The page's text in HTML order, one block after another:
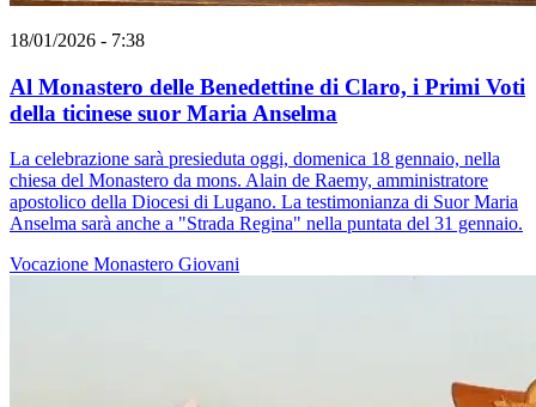
18/01/2026 - 7:38
Al Monastero delle Benedettine di Claro, i Primi Voti
della ticinese suor Maria Anselma
La celebrazione sarà presieduta oggi, domenica 18 gennaio, nella
chiesa del Monastero da mons. Alain de Raemy, amministratore
apostolico della Diocesi di Lugano. La testimonianza di Suor Maria
Anselma sarà anche a "Strada Regina" nella puntata del 31 gennaio.
Vocazione Monastero Giovani